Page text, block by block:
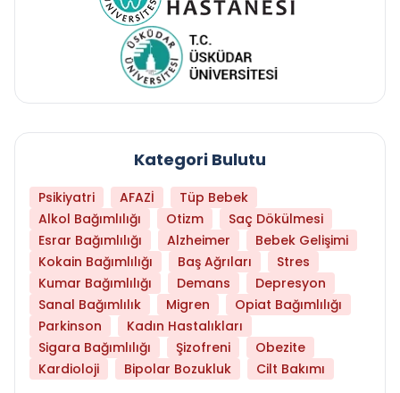
Kategori Bulutu
Psikiyatri AFAZİ
Tüp Bebek
Alkol Bağımlılığı
Otizm
Saç Dökülmesi
Esrar Bağımlılığı
Alzheimer
Bebek Gelişimi
Kokain Bağımlılığı
Baş Ağrıları
Stres
Kumar Bağımlılığı
Demans
Depresyon
Sanal Bağımlılık
Migren
Opiat Bağımlılığı
Parkinson
Kadın Hastalıkları
Sigara Bağımlılığı
Şizofreni
Obezite
Kardioloji
Bipolar Bozukluk Cilt Bakımı